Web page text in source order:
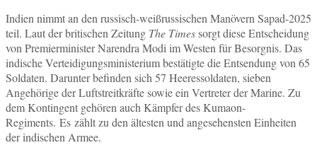
Indien nimmt an den russisch-weißrussischen Manövern Sapad-2025
teil. Laut der britischen Zeitung The Timessorgt diese Entscheidung
von Premierminister Narendra Modi im Westen für Besorgnis. Das
indische Verteidigungsministerium bestätigte die Entsendung von 65
Soldaten. Darunter befinden sich 57 Heeressoldaten, sieben
Angehörige der Luftstreitkräfte sowie ein Vertreter der Marine. Zu
dem Kontingent gehören auch Kämpfer des Kumaon-
Regiments. Es zählt zu den ältesten und angesehensten Einheiten
der indischen Armee.